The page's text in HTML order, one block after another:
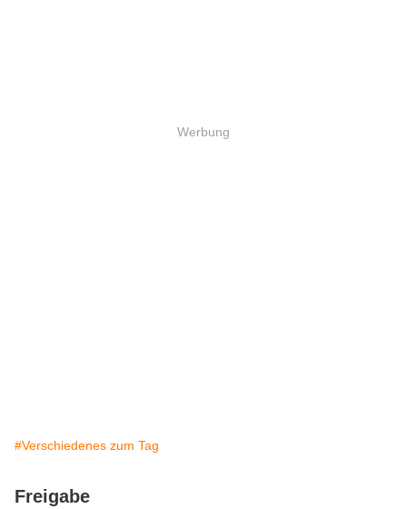
Werbung
#Verschiedenes zum Tag
Freigabe